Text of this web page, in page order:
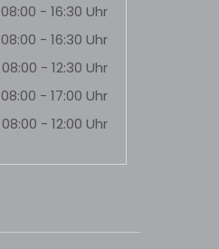
08:00 - 16:30 Uhr
08:00 - 16:30 Uhr
08:00 - 12:30 Uhr
08:00 - 17:00 Uhr
08:00 - 12:00 Uhr